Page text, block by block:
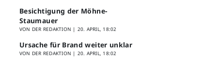
Besichtigung der Möhne-
Staumauer
VON DER REDAKTION | 20. APRIL, 18:02
Ursache für Brand weiter unklar
VON DER REDAKTION | 20. APRIL, 18:02